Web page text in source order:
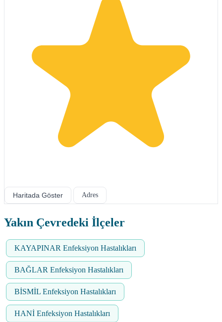
Haritada Göster Adres
Yakın Çevredeki İlçeler
KAYAPINAR Enfeksiyon Hastalıkları
BAĞLAR Enfeksiyon Hastalıkları
BİSMİL Enfeksiyon Hastalıkları
HANİ Enfeksiyon Hastalıkları